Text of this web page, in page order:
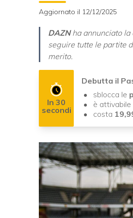
Aggiornato il 12/12/2025
DAZNha annunciato la
seguire tutte le partite
merito.
In 30
secondi
Debutta il
sblocca le
è
costa